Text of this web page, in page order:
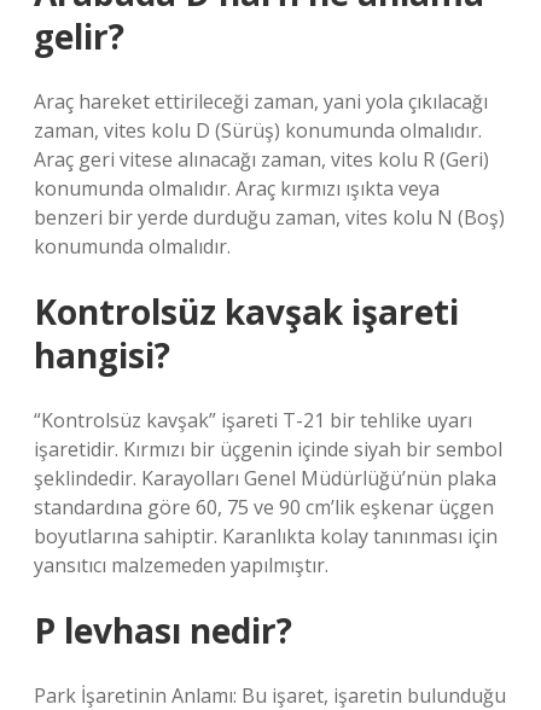
gelir?
Araç hareket ettirileceği zaman, yani yola çıkılacağı
zaman, vites kolu D (Sürüş) konumunda olmalıdır.
Araç geri vitese alınacağı zaman, vites kolu R (Geri)
konumunda olmalıdır. Araç kırmızı ışıkta veya
benzeri bir yerde durduğu zaman, vites kolu N (Boş)
konumunda olmalıdır.
Kontrolsüz kavşak işareti
hangisi?
“Kontrolsüz kavşak” işareti T-21 bir tehlike uyarı
işaretidir. Kırmızı bir üçgenin içinde siyah bir sembol
şeklindedir. Karayolları Genel Müdürlüğü’nün plaka
standardına göre 60, 75 ve 90 cm’lik eşkenar üçgen
boyutlarına sahiptir. Karanlıkta kolay tanınması için
yansıtıcı malzemeden yapılmıştır.
P levhası nedir?
Park İşaretinin Anlamı: Bu işaret, işaretin bulunduğu